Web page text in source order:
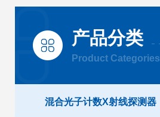
产品分类
Product Categories
混合光子计数X射线探测器